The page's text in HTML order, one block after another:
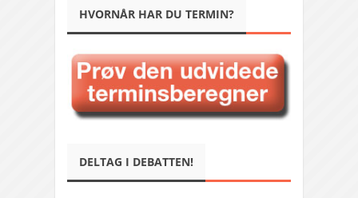
HVORNÅR HAR DU TERMIN?
DELTAG I DEBATTEN!